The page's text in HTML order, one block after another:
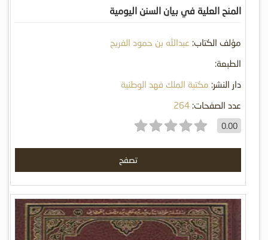
المنح العلية في بيان السنن اليومية
مؤلف الكتاب: عبدالله بن حمود الفريح
الطبعة:
دار النشر: مكتبة الملك فهد الوطنية
عدد الصفحات: 264
0.00
تصفح